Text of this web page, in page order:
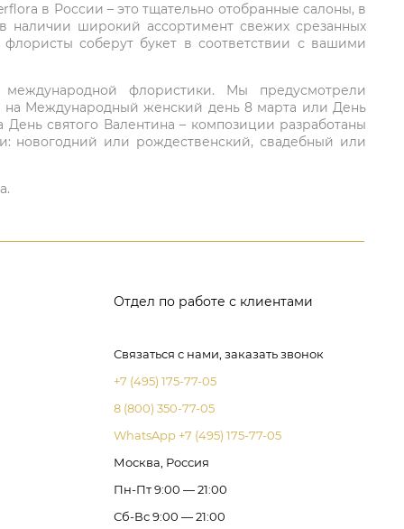
в России – это тщательно отобранные салоны, в
наличии широкий ассортимент свежих срезанных
соберут букет в соответствии с вашими
флористики. Мы предусмотрели
на Международный женский день 8 марта или День
святого Валентина – композиции разработаны
новогодний или рождественский, свадебный или
Отдел по работе с клиентами
Связаться с нами, заказать звонок
+7 (495) 175-77-05
8 (800) 350-77-05
WhatsApp +7 (495) 175-77-05
Москва, Россия
Пн-Пт 9:00 — 21:00
Сб-Вс 9:00 — 21:00